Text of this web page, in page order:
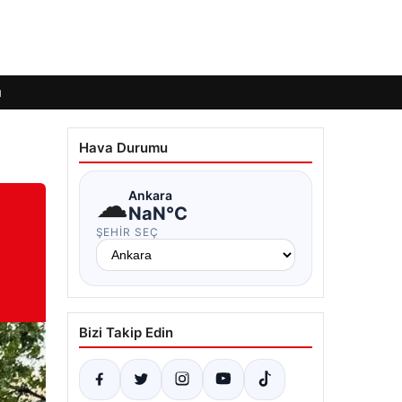
Hava Durumu
☁Ankara
NaN°C
ŞEHIR SEÇ
Bizi Takip Edin